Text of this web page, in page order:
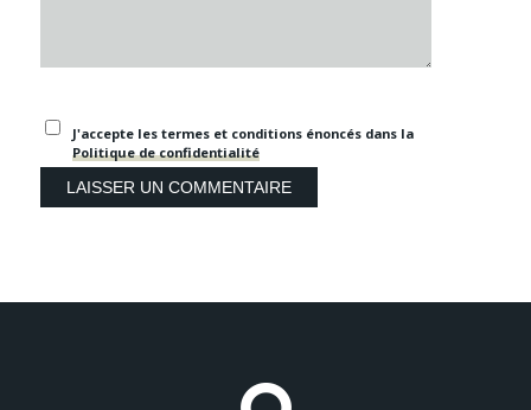
J'accepte les termes et conditions énoncés dans la
Politique de confidentialité